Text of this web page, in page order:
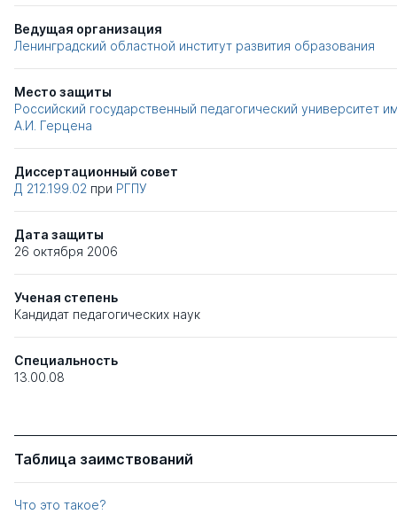
Ведущая организация
Ленинградский областной институт развития образования
Место защиты
Российский государственный педагогический университет
А.И. Герцена
Диссертационный совет
Д 212.199.02 при РГПУ
Дата защиты
26 октября 2006
Ученая степень
Кандидат педагогических наук
Специальность
13.00.08
Таблица заимствований
Что это такое?